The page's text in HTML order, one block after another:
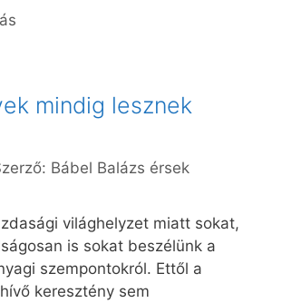
mindig lesznek
Bábel Balázs érsek
világhelyzet miatt sokat,
is sokat beszélünk a
szempontokról. Ettől a
keresztény sem